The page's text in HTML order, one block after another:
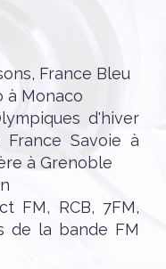
France Bleu
à Monaco
d'hiver
Savoie à
à Grenoble
FM, RCB, 7FM,
de la bande FM